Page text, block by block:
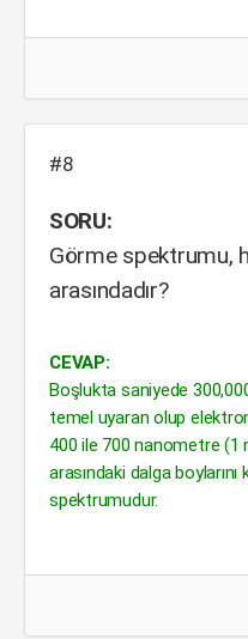
#8
SORU:
Görme spektrumu,
arasındadır?
CEVAP:
Boşlukta saniyede
temel uyaran olup
400 ile 700 nanometre
arasındaki dalga
spektrumudur.